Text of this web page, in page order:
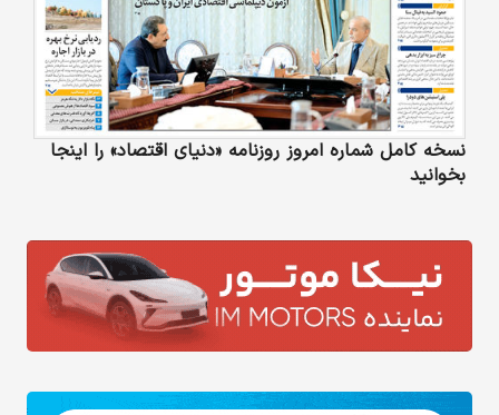
نسخه کامل شماره امروز روزنامه «دنیای‌ اقتصاد» را اینجا
بخوانید